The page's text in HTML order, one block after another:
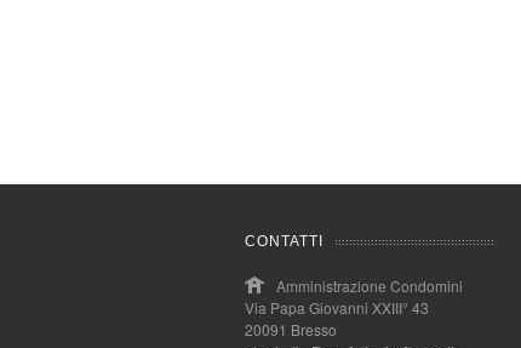
CONTATTI
Amministrazione Condomini
Via Papa Giovanni XXIII° 43
20091 Bresso